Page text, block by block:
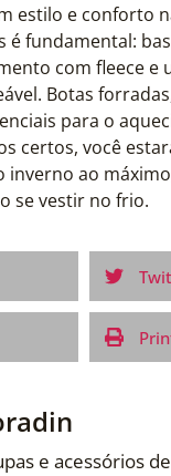
estilo e conforto
é fundamental:
com fleece e
Botas
para o
certos, você
inverno ao
se vestir no frio.
e acessórios